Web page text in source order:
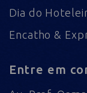
Dia do
Encatho &
Entre em